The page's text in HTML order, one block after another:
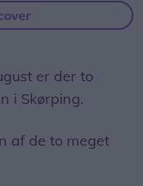
er der to
i Skørping.
af de to meget